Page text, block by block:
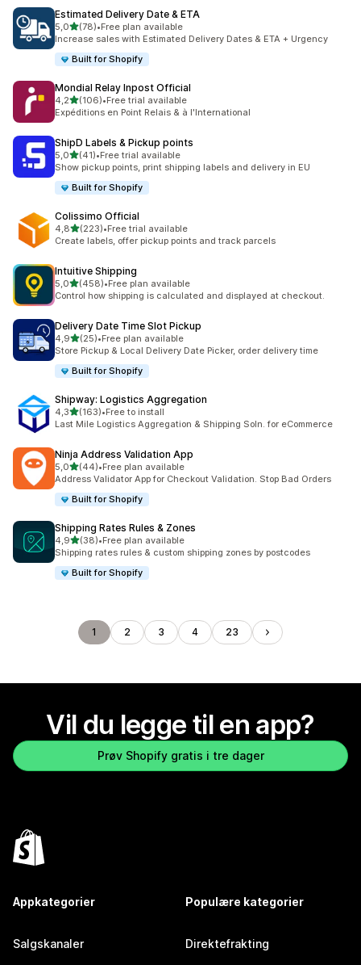
Estimated Delivery Date & ETA
5,0av 5 stjerner
(78)
Totalt 78 omtaler
•Free plan available
Increase sales with Estimated Delivery Dates & ETA + Urgency
Built for Shopify
Mondial Relay Inpost Official
4,2av 5 stjerner
(106)
Totalt 106 omtaler
•Free trial available
Expéditions en Point Relais & à l'International
ShipD Labels & Pickup points
5,0av 5 stjerner
(41)
Totalt 41 omtaler
•Free trial available
Show pickup points, print shipping labels and delivery in EU
Built for Shopify
Colissimo Official
4,8av 5 stjerner
(223)
Totalt 223 omtaler
•Free trial available
Create labels, offer pickup points and track parcels
Intuitive Shipping
5,0av 5 stjerner
(458)
Totalt 458 omtaler
•Free plan available
Control how shipping is calculated and displayed at checkout.
Delivery Date Time Slot Pickup
4,9av 5 stjerner
(25)
Totalt 25 omtaler
•Free plan available
Store Pickup & Local Delivery Date Picker, order delivery time
Built for Shopify
Shipway: Logistics Aggregation
4,3av 5 stjerner
(163)
Totalt 163 omtaler
•Free to install
Last Mile Logistics Aggregation & Shipping Soln. for eCommerce
Ninja Address Validation App
5,0av 5 stjerner
(44)
Totalt 44 omtaler
•Free plan available
Address Validator App for Checkout Validation. Stop Bad Orders
Built for Shopify
Shipping Rates Rules & Zones
4,9av 5 stjerner
(38)
Totalt 38 omtaler
•Free plan available
Shipping rates rules & custom shipping zones by postcodes
Built for Shopify
1 2 3 4 23
Vil du legge til en app?
Prøv Shopify gratis i tre dager
Appkategorier
Salgskanaler
Populære kategorier
Direktefrakting